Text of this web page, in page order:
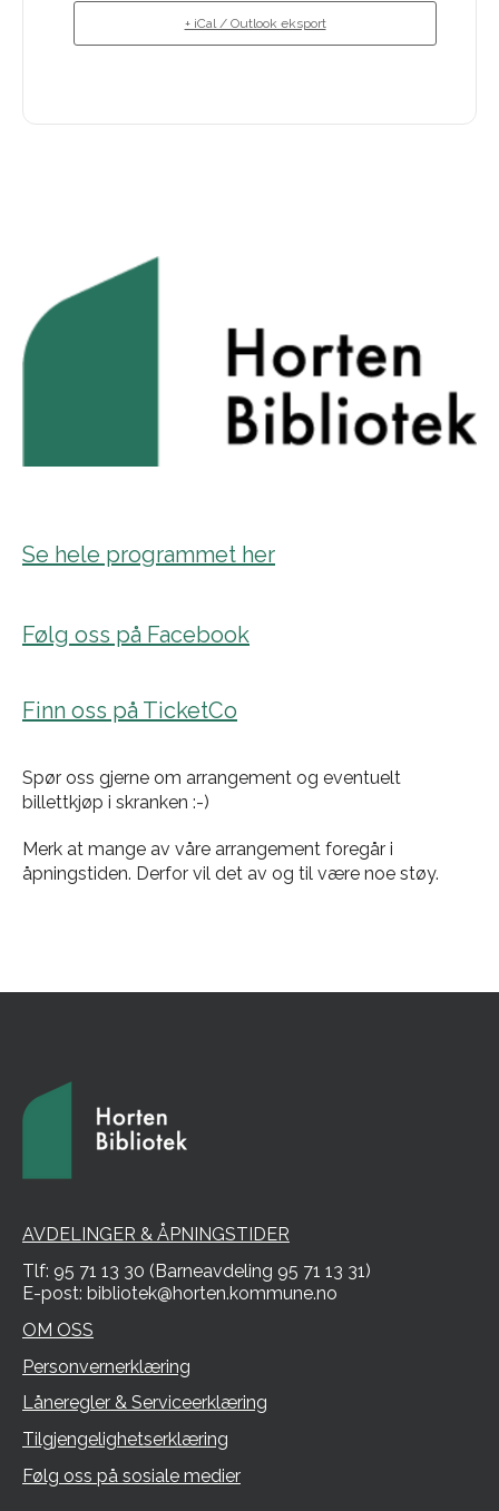
+ iCal / Outlook eksport
Se hele programmet her
Følg oss på Facebook
Finn oss på TicketCo
Spør oss gjerne om arrangement og eventuelt
billettkjøp i skranken :-)
Merk at mange av våre arrangement foregår i
åpningstiden. Derfor vil det av og til være noe støy.
AVDELINGER & ÅPNINGSTIDER
Tlf: 95 71 13 30 (Barneavdeling 95 71 13 31)
E-post: bibliotek@horten.kommune.no
OM OSS
Personvernerklæring
Låneregler & Serviceerklæring
Tilgjengelighetserklæring
Følg oss på sosiale medier